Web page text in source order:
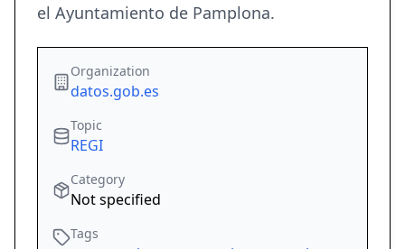
el Ayuntamiento de Pamplona.
Organization
datos.gob.es
Topic
REGI
Category
Not specified
Tags